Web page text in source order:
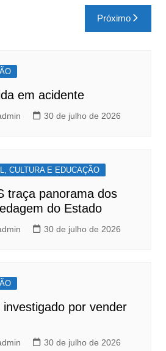
Próximo
em acidente
30 de julho de 2026
CULTURA E EDUCAÇÃO
traça panorama dos
do Estado
30 de julho de 2026
por vender
30 de julho de 2026